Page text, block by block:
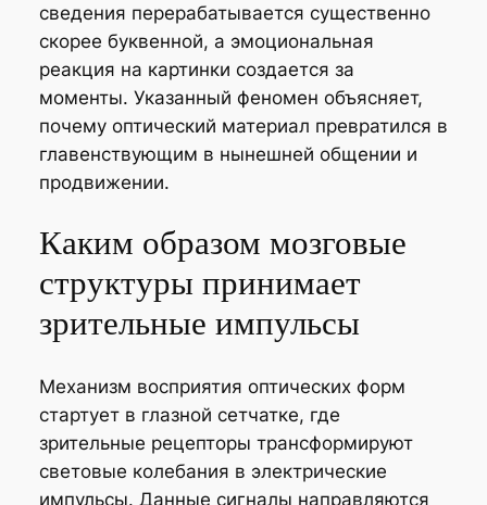
сведения перерабатывается существенно
скорее буквенной, а эмоциональная
реакция на картинки создается за
моменты. Указанный феномен объясняет,
почему оптический материал превратился в
главенствующим в нынешней общении и
продвижении.
Каким образом мозговые
структуры принимает
зрительные импульсы
Механизм восприятия оптических форм
стартует в глазной сетчатке, где
зрительные рецепторы трансформируют
световые колебания в электрические
импульсы. Данные сигналы направляются